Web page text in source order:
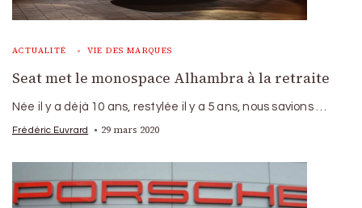
ACTUALITÉ VIE DES MARQUES
Seat met le monospace Alhambra à la retraite
Née il y a déjà 10 ans, restylée il y a 5 ans, nous savions …
Frédéric Euvrard 29 mars 2020